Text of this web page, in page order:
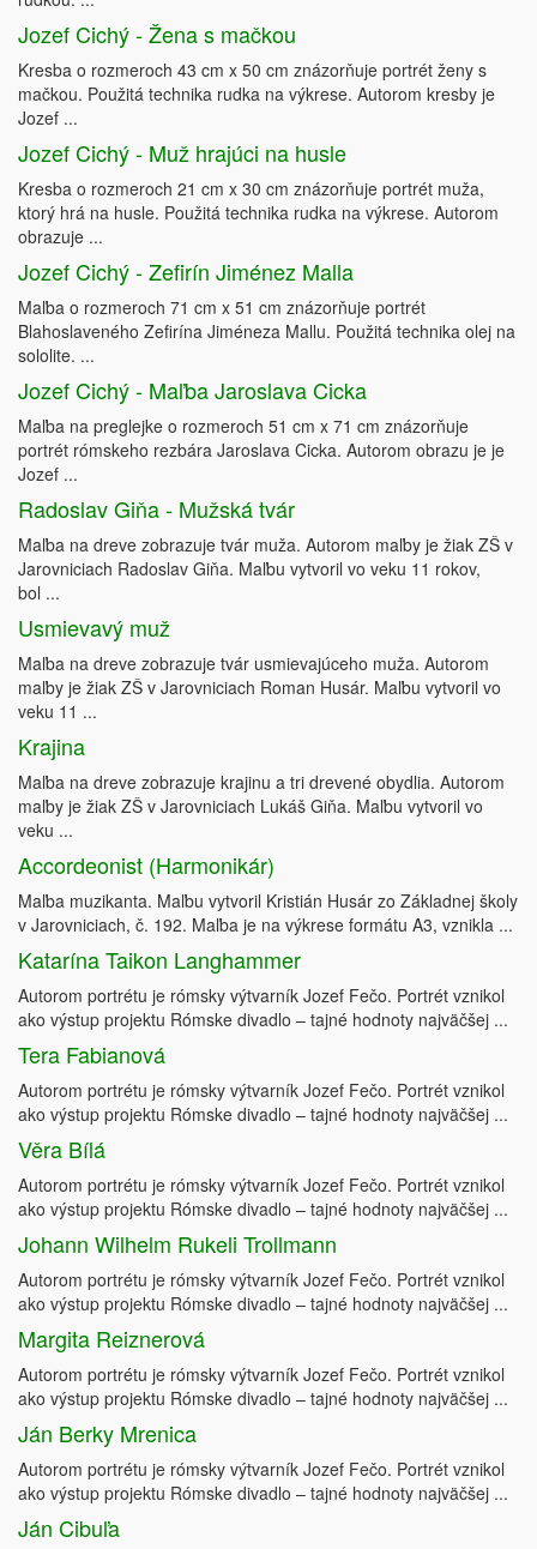
Jozef Cichý - Žena s mačkou
Kresba o rozmeroch 43 cm x 50 cm znázorňuje portrét ženy s
mačkou. Použitá technika rudka na výkrese. Autorom kresby je
Jozef ...
Jozef Cichý - Muž hrajúci na husle
Kresba o rozmeroch 21 cm x 30 cm znázorňuje portrét muža,
ktorý hrá na husle. Použitá technika rudka na výkrese. Autorom
obrazuje ...
Jozef Cichý - Zefirín Jiménez Malla
Maľba o rozmeroch 71 cm x 51 cm znázorňuje portrét
Blahoslaveného Zefirína Jiméneza Mallu. Použitá technika olej na
sololite. ...
Jozef Cichý - Maľba Jaroslava Cicka
Maľba na preglejke o rozmeroch 51 cm x 71 cm znázorňuje
portrét rómskeho rezbára Jaroslava Cicka. Autorom obrazu je je
Jozef ...
Radoslav Giňa - Mužská tvár
Maľba na dreve zobrazuje tvár muža. Autorom maľby je žiak ZŠ v
Jarovniciach Radoslav Giňa. Maľbu vytvoril vo veku 11 rokov,
bol ...
Usmievavý muž
Maľba na dreve zobrazuje tvár usmievajúceho muža. Autorom
maľby je žiak ZŠ v Jarovniciach Roman Husár. Maľbu vytvoril vo
veku 11 ...
Krajina
Maľba na dreve zobrazuje krajinu a tri drevené obydlia. Autorom
maľby je žiak ZŠ v Jarovniciach Lukáš Giňa. Maľbu vytvoril vo
veku ...
Accordeonist (Harmonikár)
Maľba muzikanta. Maľbu vytvoril Kristián Husár zo Základnej školy
v Jarovniciach, č. 192. Maľba je na výkrese formátu A3, vznikla ...
Katarína Taikon Langhammer
Autorom portrétu je rómsky výtvarník Jozef Fečo. Portrét vznikol
ako výstup projektu Rómske divadlo – tajné hodnoty najväčšej ...
Tera Fabianová
Autorom portrétu je rómsky výtvarník Jozef Fečo. Portrét vznikol
ako výstup projektu Rómske divadlo – tajné hodnoty najväčšej ...
Věra Bílá
Autorom portrétu je rómsky výtvarník Jozef Fečo. Portrét vznikol
ako výstup projektu Rómske divadlo – tajné hodnoty najväčšej ...
Johann Wilhelm Rukeli Trollmann
Autorom portrétu je rómsky výtvarník Jozef Fečo. Portrét vznikol
ako výstup projektu Rómske divadlo – tajné hodnoty najväčšej ...
Margita Reiznerová
Autorom portrétu je rómsky výtvarník Jozef Fečo. Portrét vznikol
ako výstup projektu Rómske divadlo – tajné hodnoty najväčšej ...
Ján Berky Mrenica
Autorom portrétu je rómsky výtvarník Jozef Fečo. Portrét vznikol
ako výstup projektu Rómske divadlo – tajné hodnoty najväčšej ...
Ján Cibuľa